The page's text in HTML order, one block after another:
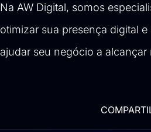
Na AW Digital, somos
otimizar sua presença digital
ajudar seu negócio a